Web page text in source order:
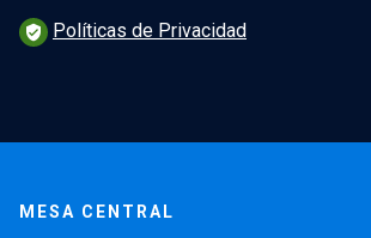
verified_user Políticas de Privacidad
MESA CENTRAL